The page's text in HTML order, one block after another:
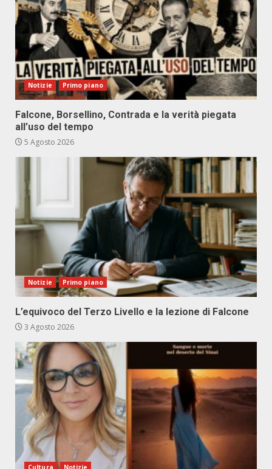
Notizie Primo piano
Falcone, Borsellino, Contrada e la verità piegata
all’uso del tempo
5 Agosto 2026
Notizie Primo piano
L’equivoco del Terzo Livello e la lezione di Falcone
3 Agosto 2026
Cultura Notizie